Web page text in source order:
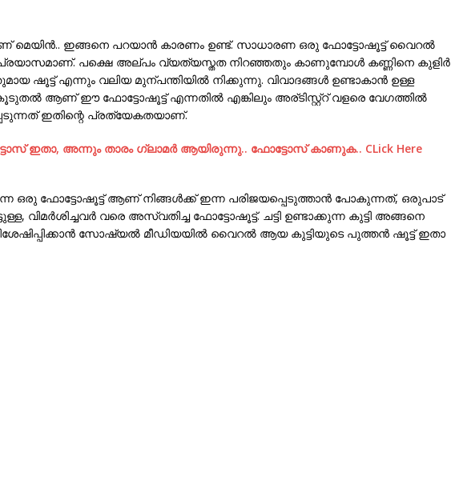
മെയിന്‍.. ഇങ്ങനെ പറയാന്‍ കാരണം ഉണ്ട്. സാധാരണ ഒരു ഫോട്ടോഷൂട്ട്‌ വൈറല്‍
പക്ഷെ അല്പം വ്യത്യസ്തത നിറഞ്ഞതും കാണുമ്പോള്‍ കണ്ണിനെ കുളിര്‍
ഷൂട്ട്‌ എന്നും വലിയ മുന്പന്തിയില്‍ നിക്കുന്നു. വിവാദങ്ങള്‍ ഉണ്ടാകാന്‍ ഉള്ള
ആണ് ഈ ഫോട്ടോഷൂട്ട്‌ എന്നതില്‍ എങ്കിലും അര്ടിസ്റ്റ്റ് വളരെ വേഗത്തില്‍
ഇതിന്റെ പ്രത്യേകതയാണ്.
ഇതാ, അന്നും താരം ഗ്ലാമര്‍ ആയിരുന്നു.. ഫോട്ടോസ് കാണുക.. CLick Here
ഒരു ഫോട്ടോഷൂട്ട്‌ ആണ് നിങ്ങള്‍ക്ക് ഇന്ന പരിജയപ്പെടുത്താന്‍ പോകുന്നത്, ഒരുപാട്
വിമര്‍ശിച്ചവര്‍ വരെ അസ്വതിച്ച ഫോട്ടോഷൂട്ട്‌. ചട്ടി ഉണ്ടാക്കുന്ന കുട്ടി അങ്ങനെ
സോഷ്യല്‍ മീഡിയയില്‍ വൈറല്‍ ആയ കുട്ടിയുടെ പുത്തന്‍ ഷൂട്ട്‌ ഇതാ